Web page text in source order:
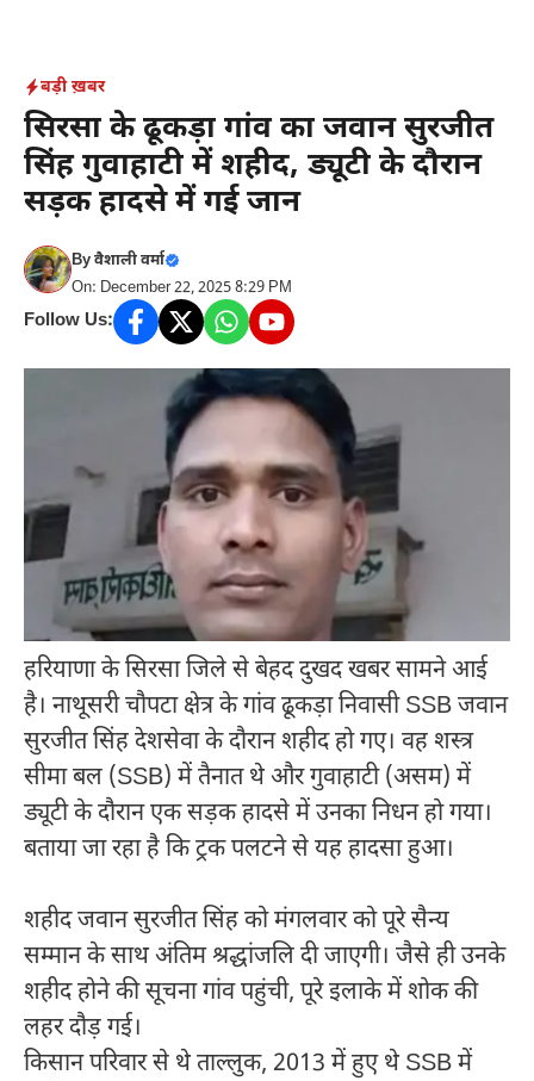
content
बड़ी ख़बर
सिरसा के ढूकड़ा गांव का जवान सुरजीत
सिंह गुवाहाटी में शहीद, ड्यूटी के दौरान
सड़क हादसे में गई जान
Byवैशाली वर्मा
On: December 22, 2025 8:29 PM
Follow Us:
हरियाणा के सिरसा जिले से बेहद दुखद खबर सामने आई
है। नाथूसरी चौपटा क्षेत्र के गांव ढूकड़ा निवासी SSB जवान
सुरजीत सिंह देशसेवा के दौरान शहीद हो गए। वह शस्त्र
सीमा बल (SSB) में तैनात थे और गुवाहाटी (असम) में
ड्यूटी के दौरान एक सड़क हादसे में उनका निधन हो गया।
बताया जा रहा है कि ट्रक पलटने से यह हादसा हुआ।
शहीद जवान सुरजीत सिंह को मंगलवार को पूरे सैन्य
सम्मान के साथ अंतिम श्रद्धांजलि दी जाएगी। जैसे ही उनके
शहीद होने की सूचना गांव पहुंची, पूरे इलाके में शोक की
लहर दौड़ गई।
किसान परिवार से थे ताल्लुक, 2013 में हुए थे SSB में